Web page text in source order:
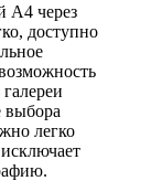
А4 через
доступно
выбора
легко